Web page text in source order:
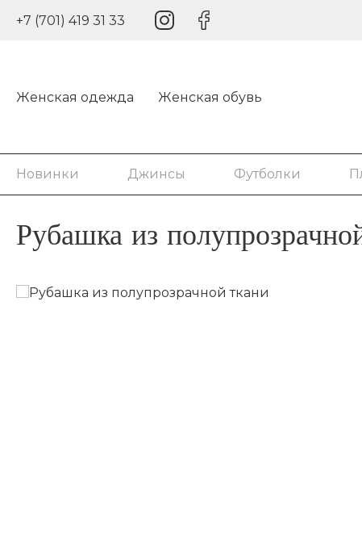
+7 (701) 419 31 33
Женская одежда Женская обувь
Новинки Джинсы Футболки
Рубашка из